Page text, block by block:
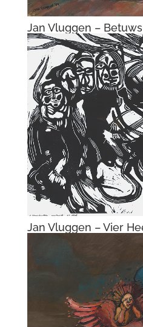
Jan Vluggen –
Jan Vluggen –
oprukkende